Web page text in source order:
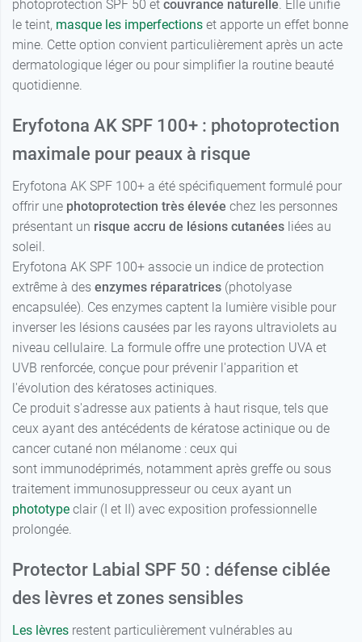
photoprotection SPF 50 et couvrance naturelle. Elle unifie
le teint, masque les imperfections et apporte un effet bonne
mine. Cette option convient particulièrement après un acte
dermatologique léger ou pour simplifier la routine beauté
quotidienne.
Eryfotona AK SPF 100+ : photoprotection
maximale pour peaux à risque
Eryfotona AK SPF 100+ a été spécifiquement formulé pour
offrir une photoprotection très élevée chez les personnes
présentant un risque accru de lésions cutanées liées au
soleil.
Eryfotona AK SPF 100+ associe un indice de protection
extrême à des enzymes réparatrices (photolyase
encapsulée). Ces enzymes captent la lumière visible pour
inverser les lésions causées par les rayons ultraviolets au
niveau cellulaire. La formule offre une protection UVA et
UVB renforcée, conçue pour prévenir l'apparition et
l'évolution des kératoses actiniques.
Ce produit s'adresse aux patients à haut risque, tels que
ceux ayant des antécédents de kératose actinique ou de
cancer cutané non mélanome : ceux qui
sont immunodéprimés, notamment après greffe ou sous
traitement immunosuppresseur ou ceux ayant un
phototype clair (I et II) avec exposition professionnelle
prolongée.
Protector Labial SPF 50 : défense ciblée
des lèvres et zones sensibles
Les lèvres restent particulièrement vulnérables au